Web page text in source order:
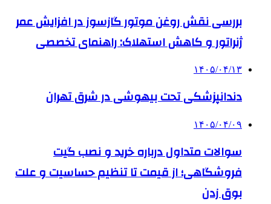
بررسی نقش روغن موتور گازسوز در افزایش عمر
ژنراتور و کاهش استهلاک: راهنمای تخصصی
۱۴۰۵/۰۴/۱۳
دندانپزشکی تحت بیهوشی در شرق تهران
۱۴۰۵/۰۴/۰۹
سوالات متداول درباره خرید و نصب گیت
فروشگاهی؛ از قیمت تا تنظیم حساسیت و علت
بوق زدن